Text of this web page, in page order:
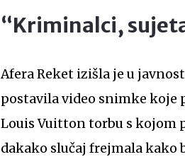
“Kriminalci,
Afera Reket izišla je u
postavila video snimke koje
Louis Vuitton torbu s kojom
dakako slučaj frejmala kako